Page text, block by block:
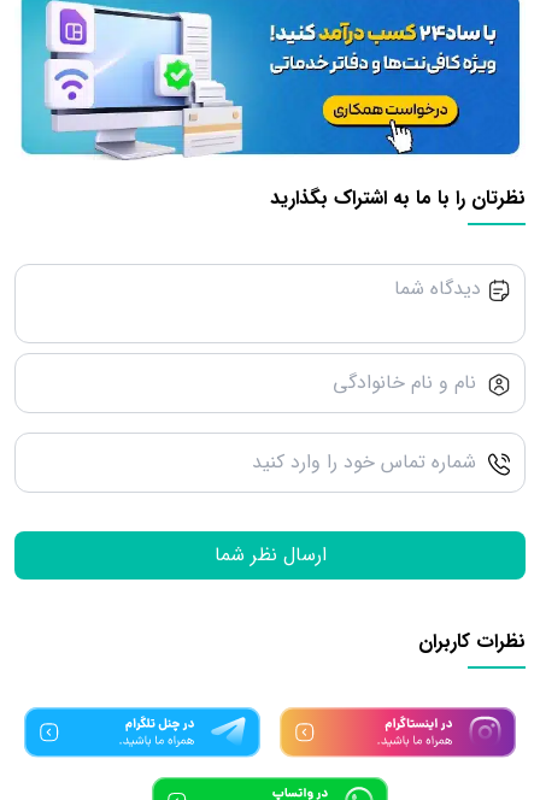
نظرتان را با ما به اشتراک بگذارید
ارسال نظر شما
نظرات کاربران